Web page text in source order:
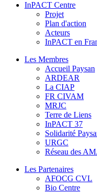
InPACT Centre
Projet
Plan d'action
Acteurs
InPACT en
Les Membres
Accueil Paysan
ARDEAR
La CIAP
FR CIVAM
MRJC
Terre de Liens
InPACT 37
Solidarité
URGC
Réseau des
Les Partenaires
AFOCG CVL
Bio Centre